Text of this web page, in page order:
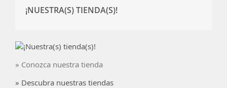
¡NUESTRA(S) TIENDA(S)!
» Conozca nuestra tienda
» Descubra nuestras tiendas